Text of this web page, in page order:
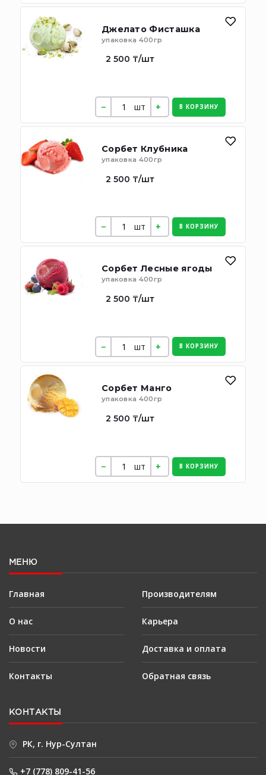
Джелато Фисташка
упаковка 400гр
2 500 ₸/шт
шт В КОРЗИНУ
Сорбет Клубника
упаковка 400гр
2 500 ₸/шт
шт В КОРЗИНУ
Сорбет Лесные ягоды
упаковка 400гр
2 500 ₸/шт
шт В КОРЗИНУ
Сорбет Манго
упаковка 400гр
2 500 ₸/шт
шт В КОРЗИНУ
МЕНЮ
Главная
О нас
Новости
Контакты
Производителям
Карьера
Доставка и оплата
Обратная связь
КОНТАКТЫ
РК, г. Нур-Султан
+7 (778) 809-41-56